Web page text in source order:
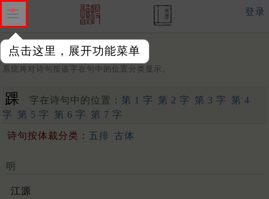
点击这里，展开功能菜单
登录
字：
系统将对诗句按该字在句中的位置分类显示。
踝 字在诗句中的位置： 第 1 字 第 2 字 第 3 字
第 4
字
第 5 字 第 6 字 第 7 字
诗句按体裁分类： 五排 古体
明
江源